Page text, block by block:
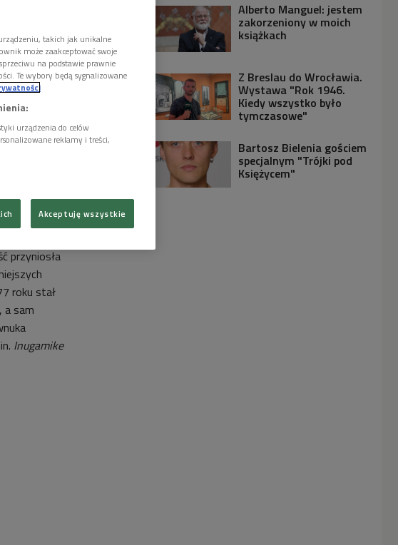
dotarł do
prom.
przyniosła
roku stał
a sam
Inugamike
Alberto Manguel: jestem
zakorzeniony w moich
książkach
Z Breslau do Wrocławia.
Wystawa "Rok 1946.
Kiedy wszystko było
tymczasowe"
Bartosz Bielenia gościem
specjalnym "Trójki pod
Księżycem"
takich jak unikalne
może zaakceptować swoje
na podstawie prawnie
Te wybory będą sygnalizowane
urządzenia do celów
reklamy i treści,
Akceptuję wszystkie